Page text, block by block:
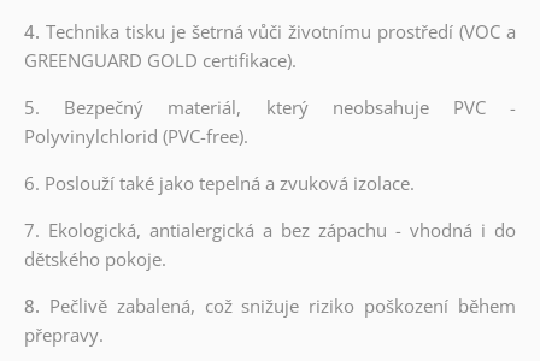
4. Technika tisku je šetrná vůči životnímu prostředí (VOC a
GREENGUARD GOLD certifikace).
5. Bezpečný materiál, který neobsahuje PVC -
Polyvinylchlorid (PVC-free).
6. Poslouží také jako tepelná a zvuková izolace.
7. Ekologická, antialergická a bez zápachu - vhodná i do
dětského pokoje.
8. Pečlivě zabalená, což snižuje riziko poškození během
přepravy.